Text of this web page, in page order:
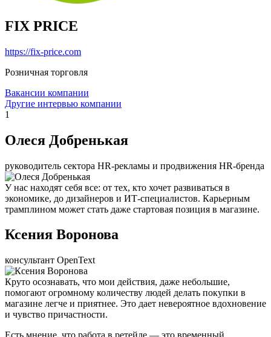
FIX PRICE
https://fix-price.com
Розничная торговля
Вакансии компании
Другие интервью компании
1
Олеся Добренькая
руководитель сектора HR-рекламы и продвижения HR-бренда
У нас находят себя все: от тех, кто хочет развиваться в
экономике, до дизайнеров и ИТ-специалистов. Карьерным
трамплином может стать даже стартовая позиция в магазине.
Ксения Воронова
консультант OpenText
Круто осознавать, что мои действия, даже небольшие,
помогают огромному количеству людей делать покупки в
магазине легче и приятнее. Это дает невероятное вдохновение
и чувство причастности.